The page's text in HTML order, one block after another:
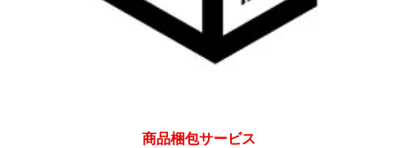
商品梱包サービス